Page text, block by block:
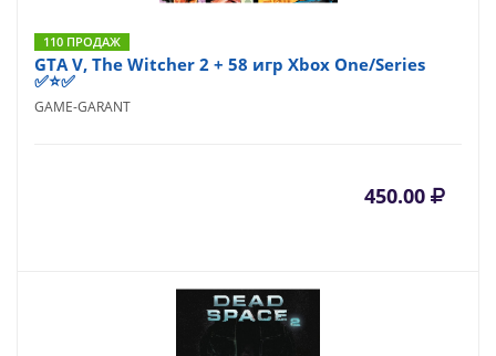
110 ПРОДАЖ
GTA V, The Witcher 2 + 58 игр Xbox One/Series
✅⭐✅
GAME-GARANT
450.00